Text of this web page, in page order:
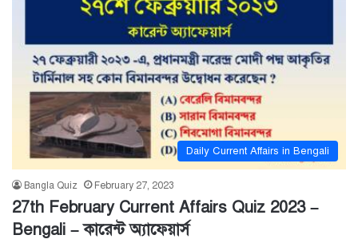
Daily Current Affairs in Bengali
Bangla Quiz February 27, 2023
27th February Current Affairs Quiz 2023 –
Bengali – কারেন্ট অ্যাফেয়ার্স